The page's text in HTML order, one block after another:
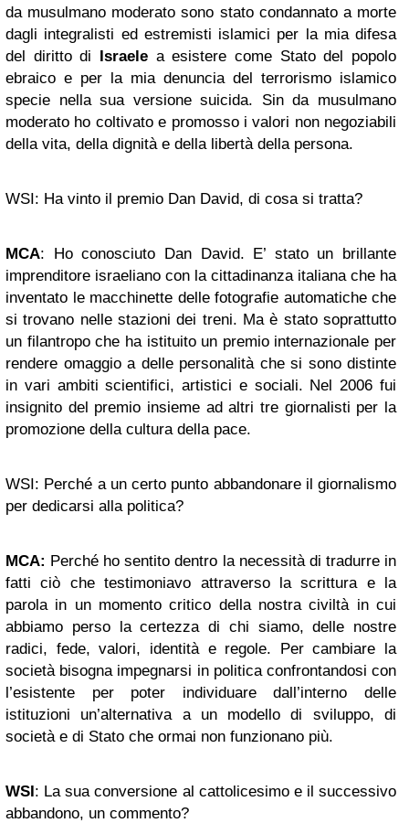
da musulmano moderato sono stato condannato a morte
dagli integralisti ed estremisti islamici per la mia difesa
del diritto di Israele a esistere come Stato del popolo
ebraico e per la mia denuncia del terrorismo islamico
specie nella sua versione suicida. Sin da musulmano
moderato ho coltivato e promosso i valori non negoziabili
della vita, della dignità e della libertà della persona.
WSI: Ha vinto il premio Dan David, di cosa si tratta?
MCA: Ho conosciuto Dan David. E’ stato un brillante
imprenditore israeliano con la cittadinanza italiana che ha
inventato le macchinette delle fotografie automatiche che
si trovano nelle stazioni dei treni. Ma è stato soprattutto
un filantropo che ha istituito un premio internazionale per
rendere omaggio a delle personalità che si sono distinte
in vari ambiti scientifici, artistici e sociali. Nel 2006 fui
insignito del premio insieme ad altri tre giornalisti per la
promozione della cultura della pace.
WSI: Perché a un certo punto abbandonare il giornalismo
per dedicarsi alla politica?
MCA: Perché ho sentito dentro la necessità di tradurre in
fatti ciò che testimoniavo attraverso la scrittura e la
parola in un momento critico della nostra civiltà in cui
abbiamo perso la certezza di chi siamo, delle nostre
radici, fede, valori, identità e regole. Per cambiare la
società bisogna impegnarsi in politica confrontandosi con
l’esistente per poter individuare dall’interno delle
istituzioni un’alternativa a un modello di sviluppo, di
società e di Stato che ormai non funzionano più.
WSI: La sua conversione al cattolicesimo e il successivo
abbandono, un commento?